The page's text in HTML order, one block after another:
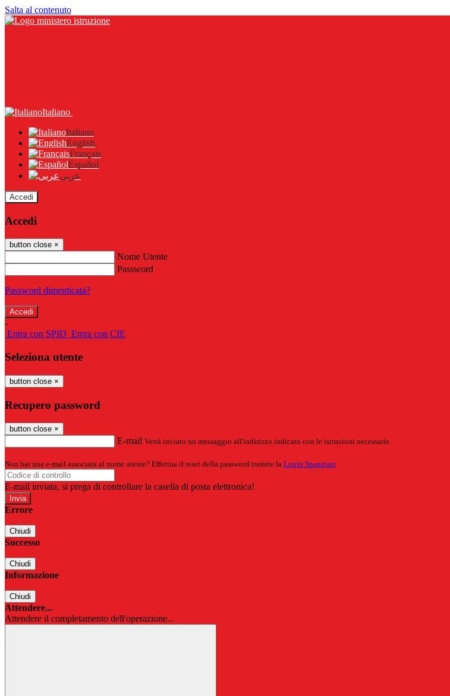
Salta al contenuto
Italiano
Italiano
English
Français
Español
عربى
Accedi
Accedi
button close ×
Nome Utente
Password
Password dimenticata?
-
Entra con SPID Entra con CIE
Seleziona utente
button close ×
Recupero password
button close ×
E-mail Verrà inviato un messaggio all'indirizzo indicato con le istruzioni necessarie.
Non hai una e-mail associata al nome utente? Effettua il reset della password tramite la Login Spaggiari
E-mail inviata, si prega di controllare la casella di posta elettronica!
Errore
Chiudi
Successo
Chiudi
Informazione
Chiudi
Attendere...
Attendere il completamento dell'operazione...